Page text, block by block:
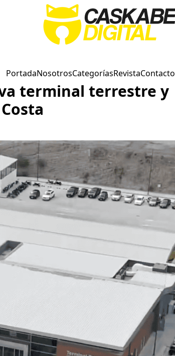
PortadaNosotrosCategoríasRevistaContacto
terminal terrestre y